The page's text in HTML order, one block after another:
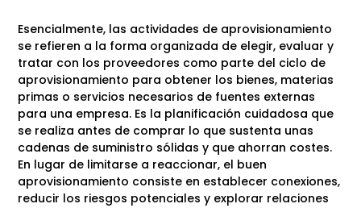
Esencialmente, las actividades de aprovisionamiento
se refieren a la forma organizada de elegir, evaluar y
tratar con los proveedores como parte del ciclo de
aprovisionamiento para obtener los bienes, materias
primas o servicios necesarios de fuentes externas
para una empresa. Es la planificación cuidadosa que
se realiza antes de comprar lo que sustenta unas
cadenas de suministro sólidas y que ahorran costes.
En lugar de limitarse a reaccionar, el buen
aprovisionamiento consiste en establecer conexiones,
reducir los riesgos potenciales y explorar relaciones